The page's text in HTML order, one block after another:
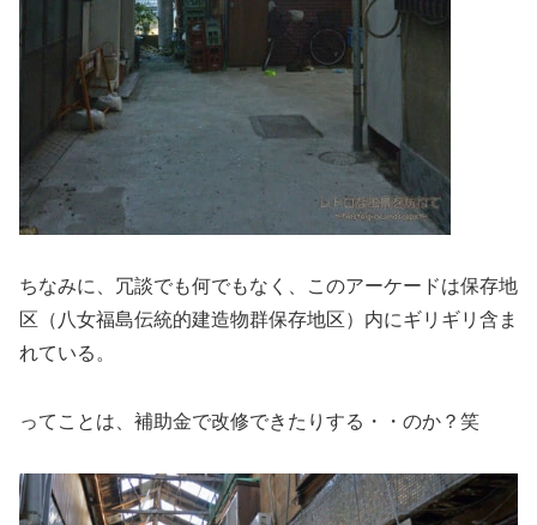
ちなみに、冗談でも何でもなく、このアーケードは保存地
区（八女福島伝統的建造物群保存地区）内にギリギリ含ま
れている。
ってことは、補助金で改修できたりする・・のか？笑